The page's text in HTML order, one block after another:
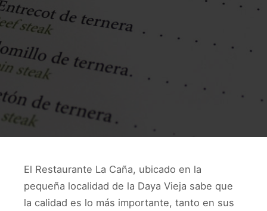
El Restaurante La Caña, ubicado en la
pequeña localidad de la Daya Vieja sabe que
la calidad es lo más importante, tanto en sus